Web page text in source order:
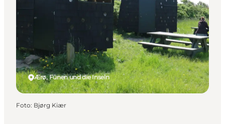
Ærø, Fünen und die Inseln
Foto: Bjørg Kiær